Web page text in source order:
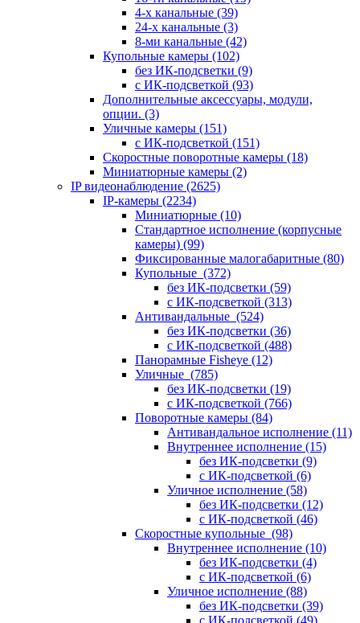
4-х канальные (39)
24-х канальные (3)
8-ми канальные (42)
Купольные камеры (102)
без ИК-подсветки (9)
с ИК-подсветкой (93)
Дополнительные аксессуары, модули,
опции. (3)
Уличные камеры (151)
с ИК-подсветкой (151)
Скоростные поворотные камеры (18)
Миниатюрные камеры (2)
IP видеонаблюдение (2625)
IP-камеры (2234)
Миниатюрные (10)
Стандартное исполнение (корпусные
камеры) (99)
Фиксированные малогабаритные (80)
Купольные (372)
без ИК-подсветки (59)
с ИК-подсветкой (313)
Антивандальные (524)
без ИК-подсветки (36)
с ИК-подсветкой (488)
Панорамные Fisheye (12)
Уличные (785)
без ИК-подсветки (19)
с ИК-подсветкой (766)
Поворотные камеры (84)
Антивандальное исполнение (11)
Внутреннее исполнение (15)
без ИК-подсветки (9)
с ИК-подсветкой (6)
Уличное исполнение (58)
без ИК-подсветки (12)
с ИК-подсветкой (46)
Скоростные купольные (98)
Внутреннее исполнение (10)
без ИК-подсветки (4)
с ИК-подсветкой (6)
Уличное исполнение (88)
без ИК-подсветки (39)
с ИК-подсветкой (49)